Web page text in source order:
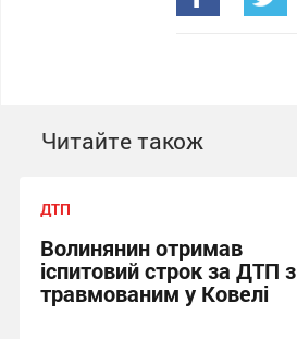
Читайте також
ДТП
Волинянин отримав
іспитовий строк за ДТП з
травмованим у Ковелі